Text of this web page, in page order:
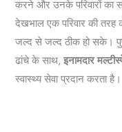
करने और उनके परिवारों का
देखभाल एक परिवार की तरह
जल्द से जल्द ठीक हो सके।
ढांचे के साथ, इनामदार
स्वास्थ्य सेवा प्रदान करता है।